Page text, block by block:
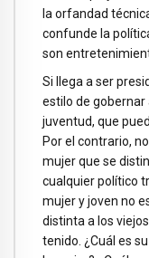
la orfandad
confunde la
son
Si llega a ser
estilo de gobernar
juventud, que
Por el contrario,
mujer que se
cualquier político
mujer y joven no
distinta a los
tenido. ¿Cuál es